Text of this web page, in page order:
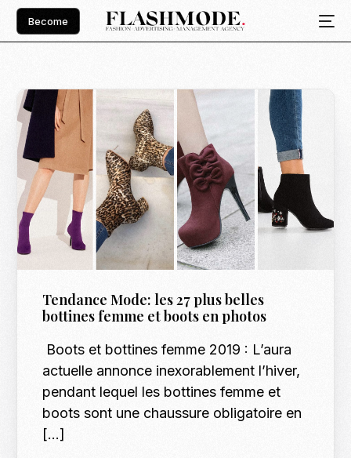
Become
Tendance Mode: les 27 plus belles
bottines femme et boots en photos
Boots et bottines femme 2019 : L’aura
actuelle annonce inexorablement l’hiver,
pendant lequel les bottines femme et
boots sont une chaussure obligatoire en
[…]